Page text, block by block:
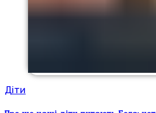
Діти